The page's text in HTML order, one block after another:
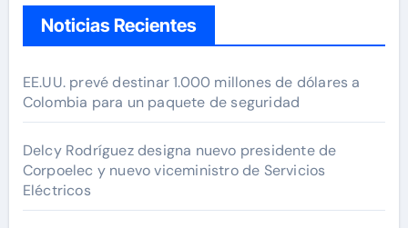
Noticias Recientes
EE.UU. prevé destinar 1.000 millones de dólares a
Colombia para un paquete de seguridad
Delcy Rodríguez designa nuevo presidente de
Corpoelec y nuevo viceministro de Servicios
Eléctricos